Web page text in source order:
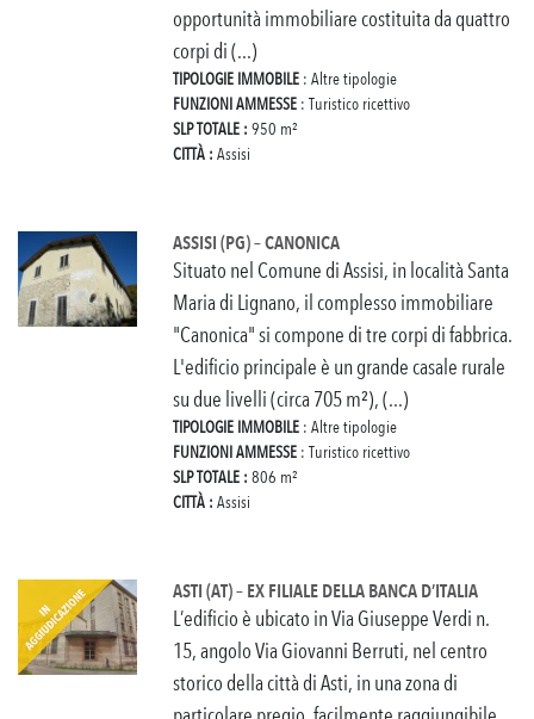
opportunità immobiliare costituita da quattro
corpi di (...)
TIPOLOGIE IMMOBILE : Altre tipologie
FUNZIONI AMMESSE : Turistico ricettivo
SLP TOTALE : 950 m²
CITTÀ : Assisi
ASSISI (PG) – CANONICA
Situato nel Comune di Assisi, in località Santa
Maria di Lignano, il complesso immobiliare
"Canonica" si compone di tre corpi di fabbrica.
L'edificio principale è un grande casale rurale
su due livelli (circa 705 m²), (...)
TIPOLOGIE IMMOBILE : Altre tipologie
FUNZIONI AMMESSE : Turistico ricettivo
SLP TOTALE : 806 m²
CITTÀ : Assisi
ASTI (AT) – EX FILIALE DELLA BANCA D’ITALIA
L’edificio è ubicato in Via Giuseppe Verdi n.
15, angolo Via Giovanni Berruti, nel centro
storico della città di Asti, in una zona di